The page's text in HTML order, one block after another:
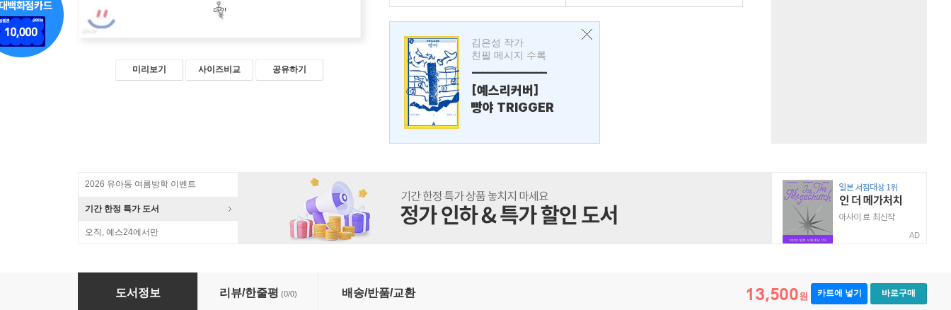
미리보기 사이즈비교 공유하기
김은성 작가
친필 메시지 수록
---------------
[예스리커버]
빵야 TRIGGER
2026 유아동 여름방학 이벤트
기간 한정 특가 도서
오직, 예스24에서만 AD
글쓰기 가족 여행
도서정보 리뷰/한줄평 (0/0) 배송/반품/교환 13,500원 카트에 넣기 바로구매